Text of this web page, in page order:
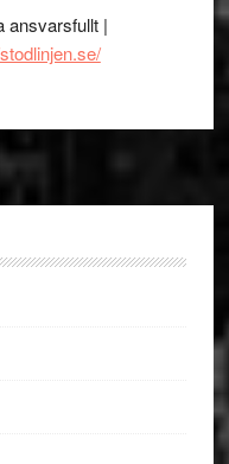
ansvarsfullt |